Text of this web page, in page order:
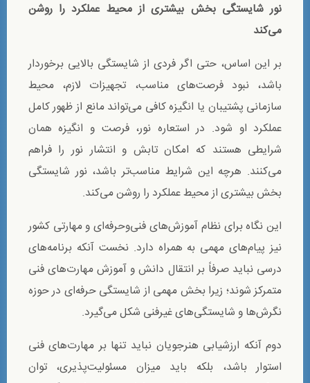
نور شایستگی بخش بیشتری از محیط عملکرد را روشن
می‌کند
بر این اساس، حتی اگر فردی از شایستگی بالایی برخوردار
باشد، نبود فرصت‌های مناسب، تجهیزات لازم، محیط
سازمانی پشتیبان یا انگیزه کافی می‌تواند مانع از ظهور کامل
عملکرد او شود. در استعاره نور، فرصت و انگیزه همان
شرایطی هستند که امکان تابش و انتشار نور را فراهم
می‌کنند. هرچه این شرایط مناسب‌تر باشد، نور شایستگی
بخش بیشتری از محیط عملکرد را روشن می‌کند.
این نگاه برای نظام آموزش‌های فنی‌وحرفه‌ای و مهارتی کشور
نیز پیام‌های مهمی به همراه دارد. نخست آنکه برنامه‌های
درسی نباید صرفاً بر انتقال دانش و آموزش مهارت‌های فنی
متمرکز شوند؛ زیرا بخش مهمی از شایستگی حرفه‌ای در حوزه
نگرش‌ها و شایستگی‌های غیرفنی شکل می‌گیرد.
دوم آنکه ارزشیابی هنرجویان نباید تنها بر مهارت‌های فنی
استوار باشد، بلکه باید میزان مسئولیت‌پذیری، توان